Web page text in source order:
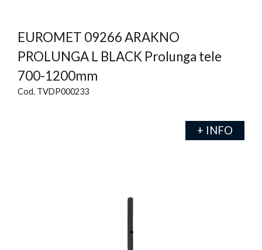
EUROMET 09266 ARAKNO
PROLUNGA L BLACK Prolunga tele
700-1200mm
Cod. TVDP000233
+ INFO